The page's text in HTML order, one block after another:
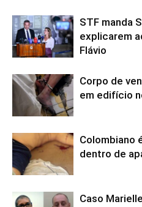
STF manda
explicarem
Flávio
Corpo de
em edifício
Colombiano
dentro de
Caso